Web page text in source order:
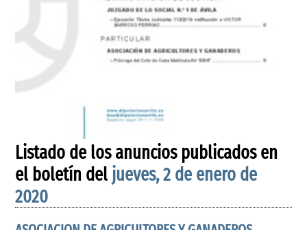
Listado de los anuncios publicados en
el boletín del jueves, 2 de enero de
2020